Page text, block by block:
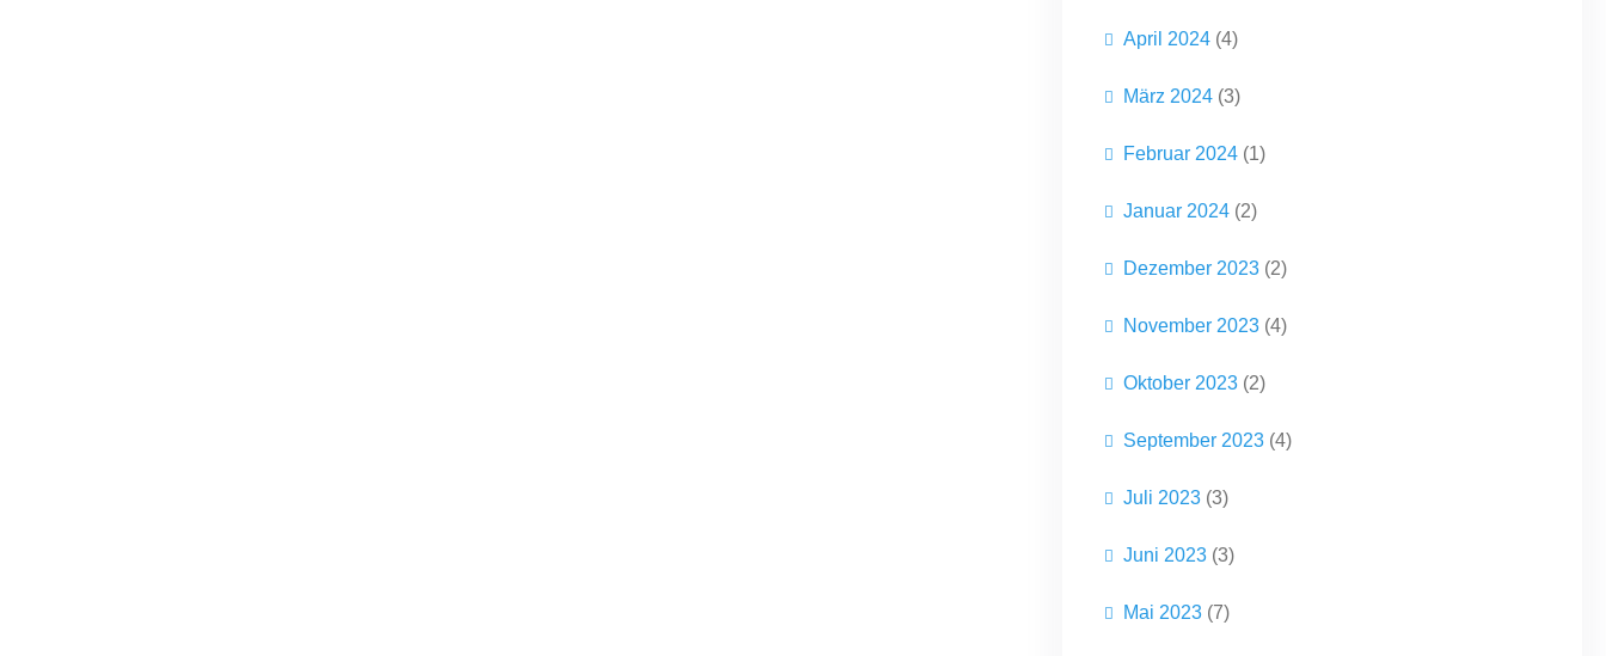
April 2024 (4)
März 2024 (3)
Februar 2024 (1)
Januar 2024 (2)
Dezember 2023 (2)
November 2023 (4)
Oktober 2023 (2)
September 2023 (4)
Juli 2023 (3)
Juni 2023 (3)
Mai 2023 (7)